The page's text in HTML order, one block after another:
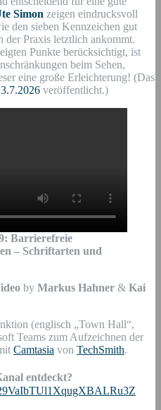
Simon zeigen eindrucksvoll
den sieben Kennzeichen gut
der Praxis letztlich ankommt.
Punkte berücksichtigt, ist
beim Sehen,
eine große Erleichterung! (Das
3.7.2026 veröffentlicht.)
: Barrierefreie
– Schriftarten und
by Markus Hahner & Kai
(englisch „Town Hall“,
Teams zum Aufzeichnen der
Camtasia von TechSmith.
entdeckt?